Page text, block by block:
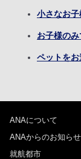
小さなお
お子様の
ペットを
ANAについて
ANAからのお知らせ
就航都市